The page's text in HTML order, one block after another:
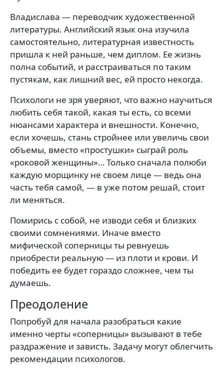
Владислава — переводчик художественной
литературы. Английский язык она изучила
самостоятельно, литературная известность
пришла к ней раньше, чем диплом. Ее жизнь
полна событий, и расстраиваться по таким
пустякам, как лишний вес, ей просто некогда.
Психологи не зря уверяют, что важно научиться
любить себя такой, какая ты есть, со всеми
нюансами характера и внешности. Конечно,
если хочешь, стань стройнее или увеличь свои
объемы, вместо «простушки» сыграй роль
«роковой женщины»… Только сначала полюби
каждую морщинку не своем лице — ведь она
часть тебя самой, — в уже потом решай, стоит
ли меняться.
Помирись с собой, не изводи себя и близких
своими сомнениями. Иначе вместо
мифической соперницы ты ревнуешь
приобрести реальную — из плоти и крови. И
победить ее будет гораздо сложнее, чем ты
думаешь.
Преодоление
Попробуй для начала разобраться какие
именно черты «соперницы» вызывают в тебе
раздражение и зависть. Задачу могут облегчить
рекомендации психологов.